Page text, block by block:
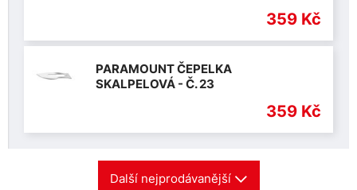
359 Kč
PARAMOUNT ČEPELKA
SKALPELOVÁ - Č. 23
359 Kč
Další nejprodávanější